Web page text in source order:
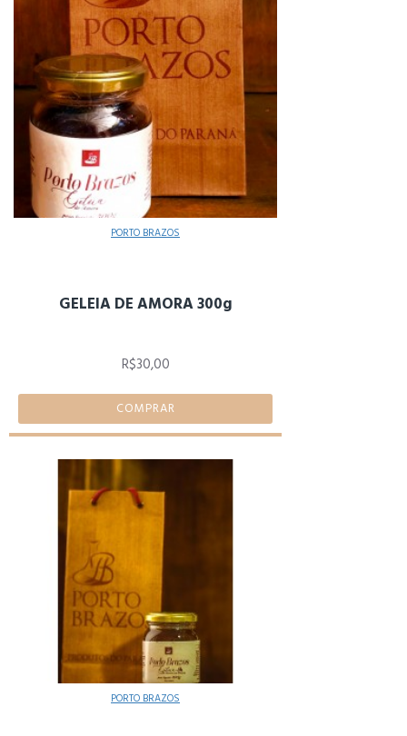
PORTO BRAZOS
GELEIA DE AMORA 300g
R$30,00
COMPRAR
PORTO BRAZOS